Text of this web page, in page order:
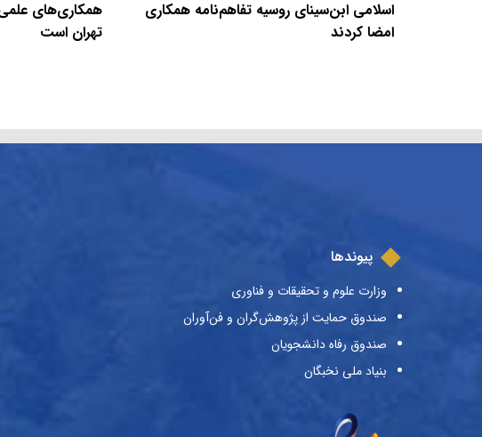
اسلامی ابن‌سینای روسیه تفاهم‌نامه همکاری
امضا کردند
همکاری‌های علمی
تهران است
پیوندها
وزارت علوم و تحقیقات و فناوری
صندوق حمایت از پژوهش‌گران و فن‌آوران
صندوق رفاه دانشجویان
بنیاد ملی نخبگان